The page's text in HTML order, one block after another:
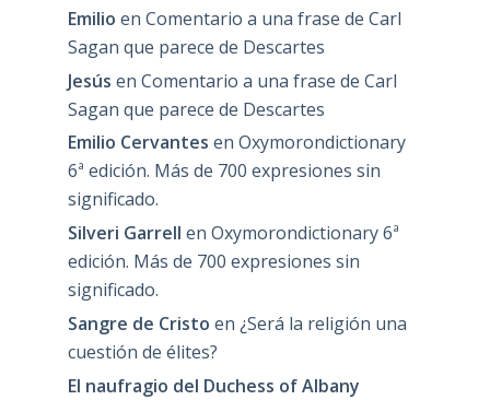
Emilio en Comentario a una frase de Carl
Sagan que parece de Descartes
Jesús en Comentario a una frase de Carl
Sagan que parece de Descartes
Emilio Cervantes en Oxymorondictionary
6ª edición. Más de 700 expresiones sin
significado.
Silveri Garrell en Oxymorondictionary 6ª
edición. Más de 700 expresiones sin
significado.
Sangre de Cristo en ¿Será la religión una
cuestión de élites?
El naufragio del Duchess of Albany